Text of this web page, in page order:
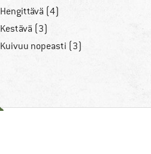
Hengittävä (4)
Kestävä (3)
Kuivuu nopeasti (3)